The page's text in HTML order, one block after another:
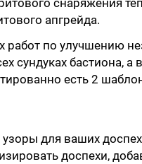
снаряжения
апгрейда.
по улучшению
сундуках бастиона, а
есть 2
для ваших
доспехи,